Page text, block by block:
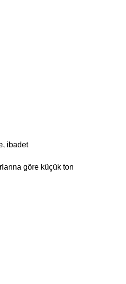
ibadet
göre küçük ton